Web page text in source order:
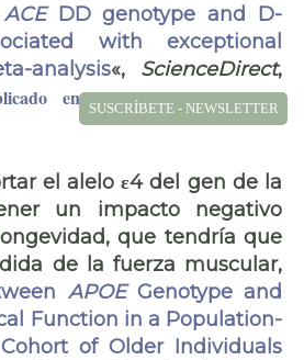
ACEDD genotype and D-
with exceptional
analysis«, ScienceDirect,
en la revista Alimente el
el alelo ε4 del gen de la
un impacto negativo
que tendría que
de la fuerza muscular,
APOEGenotype and
Function in a Population-
of Older Individuals
SUSCRÍBETE - NEWSLETTER